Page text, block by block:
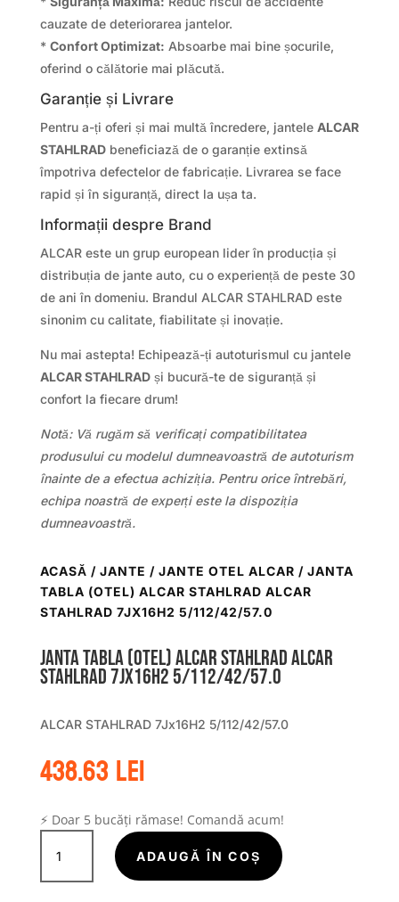
cauzate de deteriorarea jantelor.
* Confort Optimizat: Absoarbe mai bine șocurile,
oferind o călătorie mai plăcută.
Garanție și Livrare
Pentru a-ți oferi și mai multă încredere, jantele ALCAR
STAHLRADbeneficiază de o garanție extinsă
împotriva defectelor de fabricație. Livrarea se face
rapid și în siguranță, direct la ușa ta.
Informații despre Brand
ALCAR este un grup european lider în producția și
distribuția de jante auto, cu o experiență de peste 30
de ani în domeniu. Brandul ALCAR STAHLRAD este
sinonim cu calitate, fiabilitate și inovație.
Nu mai astepta! Echipează-ți autoturismul cu jantele
ALCAR STAHLRADși bucură-te de siguranță și
confort la fiecare drum!
Notă: Vă rugăm să verificați compatibilitatea
produsului cu modelul dumneavoastră de autoturism
înainte de a efectua achiziția. Pentru orice întrebări,
echipa noastră de experți este la dispoziția
dumneavoastră.
ACASĂ / JANTE / JANTE OTEL ALCAR / JANTA
TABLA (OTEL) ALCAR STAHLRAD ALCAR
STAHLRAD 7JX16H2 5/112/42/57.0
Janta tabla (otel) ALCAR STAHLRAD ALCAR
STAHLRAD 7Jx16H2 5/112/42/57.0
ALCAR STAHLRAD 7Jx16H2 5/112/42/57.0
438.63lei
⚡ Doar 5 bucăți rămase! Comandă acum!
Cantitate
Janta
tabla
ADAUGĂ ÎN COȘ